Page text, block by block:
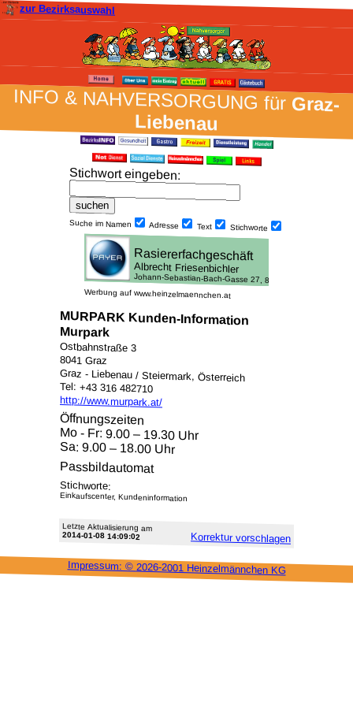
zur Bezirksauswahl
INFO & NAH­VER­SORG­UNG fürGraz-
Liebenau
Stich­wort ein­geben:
Suche im Namen Adresse Text Stich­worte
Werbung auf www.heinzelmaennchen.at
MURPARK Kunden-Information
Murpark
Ostbahnstraße 3
8041 Graz
Graz - Liebenau / Steiermark, Österreich
Tel: +43 316 482710
http://www.murpark.at/
Öffnungszeiten
Mo - Fr: 9.00 – 19.30 Uhr
Sa: 9.00 – 18.00 Uhr
Passbildautomat
Stichworte:
Einkaufscenter, Kundeninformation
Letzte Aktu­alisie­rung am
2014-01-08 14:09:02 Korrektur vor­schlagen
Impressum: © 2026-2001 Heinzel­männchen KG